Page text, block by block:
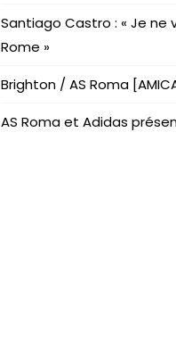
Santiago Castro : « Je ne
Rome »
Brighton / AS Roma
AS Roma et Adidas